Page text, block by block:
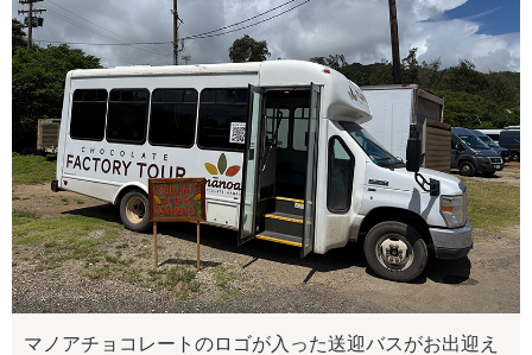
マノアチョコレートのロゴが入った送迎バスがお出迎え